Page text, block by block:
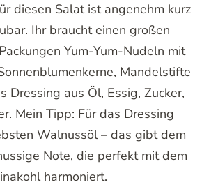
diesen Salat ist angenehm kurz
Ihr braucht einen großen
Yum-Yum-Nudeln mit
Mandelstifte
Dressing aus Öl, Essig, Zucker,
Mein Tipp: Für das Dressing
Walnussöl – das gibt dem
Note, die perfekt mit dem
harmoniert.